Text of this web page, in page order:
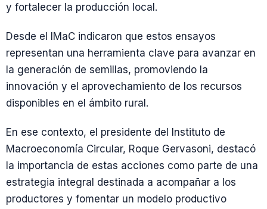
y fortalecer la producción local.
Desde el IMaC indicaron que estos ensayos
representan una herramienta clave para avanzar en
la generación de semillas, promoviendo la
innovación y el aprovechamiento de los recursos
disponibles en el ámbito rural.
En ese contexto, el presidente del Instituto de
Macroeconomía Circular, Roque Gervasoni, destacó
la importancia de estas acciones como parte de una
estrategia integral destinada a acompañar a los
productores y fomentar un modelo productivo